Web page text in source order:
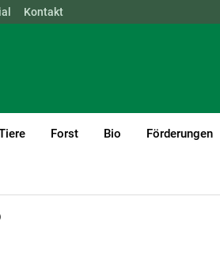
NÖ OÖ SBG
Kontakt
Forst Bio Förderungen